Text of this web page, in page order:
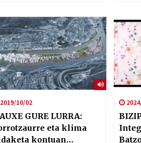
bilobari
2019/10/02
GURE LURRA:
eta klima
kontuan